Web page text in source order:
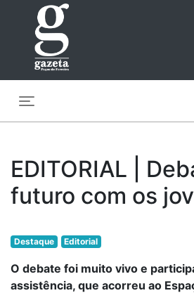
EDITORIAL |
futuro com os
Destaque Editorial
O debate foi muito vivo e
assistência, que acorreu ao